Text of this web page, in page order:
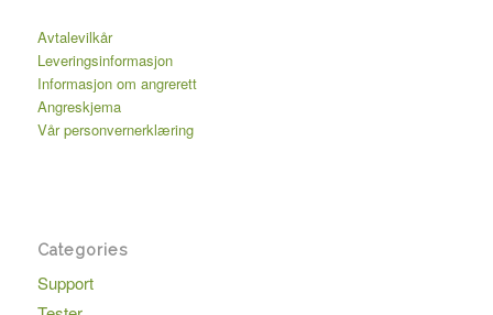
Avtalevilkår
Leveringsinformasjon
Informasjon om angrerett
Angreskjema
Vår personvernerklæring
Categories
Support